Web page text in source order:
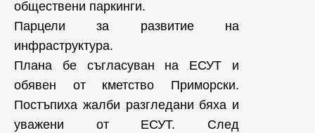
обществени паркинги.
Парцели за развитие на
инфраструктура.
Плана бе съгласуван на ЕСУТ и
обявен от кметство Приморски.
Постъпиха жалби разгледани бяха и
уважени от ЕСУТ. След